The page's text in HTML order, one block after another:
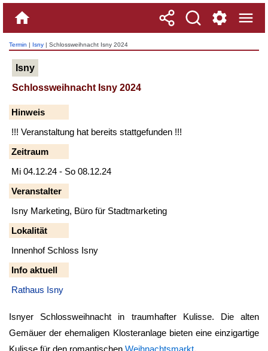
Termin | Isny | Schlossweihnacht Isny 2024
Isny
Schlossweihnacht Isny 2024
Hinweis
!!! Veranstaltung hat bereits stattgefunden !!!
Zeitraum
Mi 04.12.24 - So 08.12.24
Veranstalter
Isny Marketing, Büro für Stadtmarketing
Lokalität
Innenhof Schloss Isny
Info aktuell
Rathaus Isny
Isnyer Schlossweihnacht in traumhafter Kulisse. Die alten
Gemäuer der ehemaligen Klosteranlage bieten eine einzigartige
Kulisse für den romantischen Weihnachtsmarkt.